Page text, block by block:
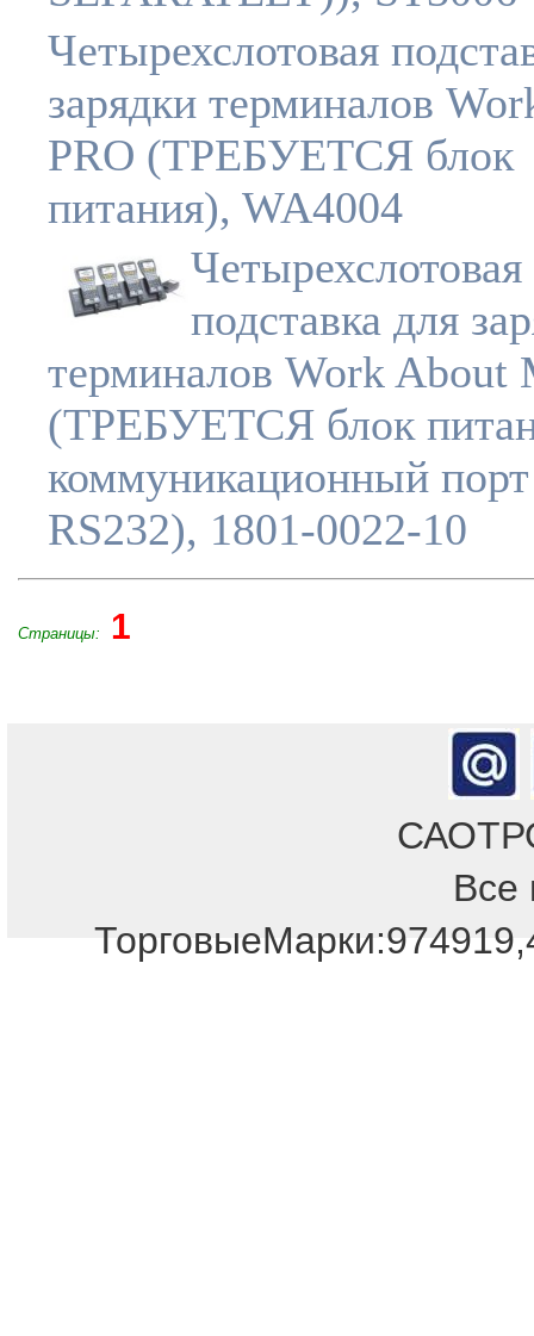
Четырехслотовая
зарядки терминалов
PRO (ТРЕБУЕТСЯ блок
питания), WA4004
Четырехслотовая
подставка для
терминалов Work About
(ТРЕБУЕТСЯ блок
коммуникационный порт
RS232), 1801-0022-10
Страницы: 1
Все